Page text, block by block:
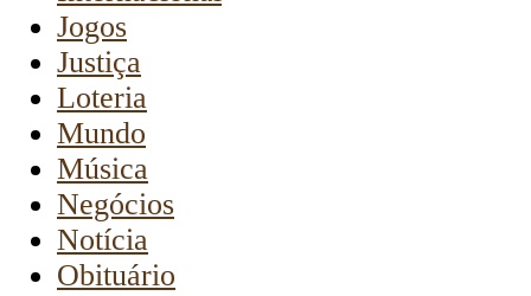
Jogos
Justiça
Loteria
Mundo
Música
Negócios
Notícia
Obituário